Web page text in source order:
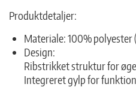
Produktdetaljer:
Materiale: 100% polyester
Design:
Ribstrikket struktur for
Integreret gylp for